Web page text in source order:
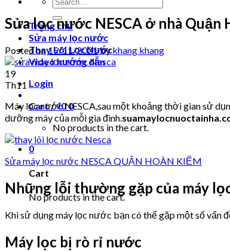
for:
Trang chủ
Sửa máy lọc nước
Thay Lõi Lọc Nước
Video hướng dẫn
Login
Cart /₫00
No products in the cart.
0
Cart
No products in the cart.
Sửa lọc nước NESCA ở nhà Quận
Posted on19/11/2021bykhang khang
19
Th11
Máy lọc nước NESCA,sau một khoảng thời gian sử
dưỡng máy của mỗi gia đình.
Sửa máy lọc nước NESCA QUẬN HOÀN KIẾM
Những lỗi thường gặp của máy
Khi sử dụng máy lọc nước bạn có thể gặp một số vấn
Máy lọc bị rò rỉ nước